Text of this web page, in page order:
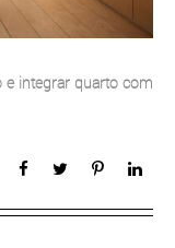
integrar quarto com